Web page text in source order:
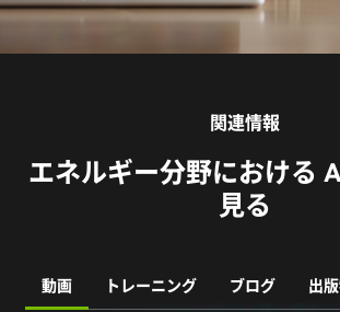
特集
再生可能エネルギーを大規模に管理するた
ちとパートナーのエコシステムは、AI を